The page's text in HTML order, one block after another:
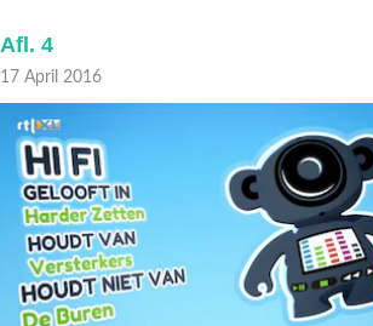
Afl. 4
17 April 2016